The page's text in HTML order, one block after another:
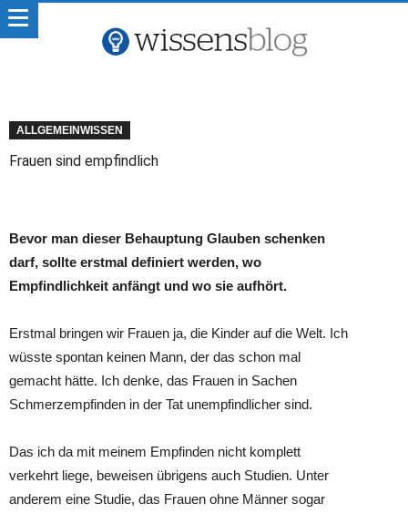
ALLGEMEINWISSEN
Frauen sind empfindlich
Bevor man dieser Behauptung Glauben schenken
darf, sollte erstmal definiert werden, wo
Empfindlichkeit anfängt und wo sie aufhört.
Erstmal bringen wir Frauen ja, die Kinder auf die Welt. Ich
wüsste spontan keinen Mann, der das schon mal
gemacht hätte. Ich denke, das Frauen in Sachen
Schmerzempfinden in der Tat unempfindlicher sind.
Das ich da mit meinem Empfinden nicht komplett
verkehrt liege, beweisen übrigens auch Studien. Unter
anderem eine Studie, das Frauen ohne Männer sogar